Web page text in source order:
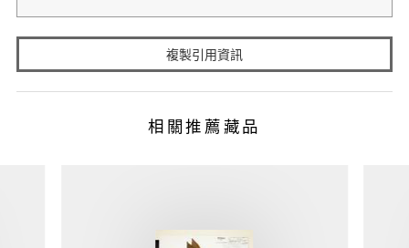
複製引用資訊
相關推薦藏品